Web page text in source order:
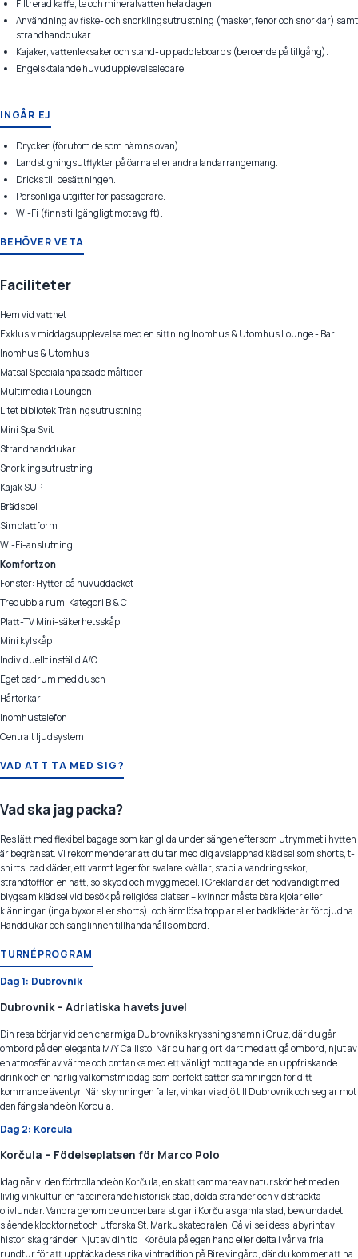
Filtrerad kaffe, te och mineralvatten hela dagen.
Användning av fiske- och snorklingsutrustning (masker, fenor och snorklar) samt
strandhanddukar.
Kajaker, vattenleksaker och stand-up paddleboards (beroende på tillgång).
Engelsktalande huvudupplevelseledare.
INGÅR EJ
Drycker (förutom de som nämns ovan).
Landstigningsutflykter på öarna eller andra landarrangemang.
Dricks till besättningen.
Personliga utgifter för passagerare.
Wi-Fi (finns tillgängligt mot avgift).
BEHÖVER VETA
Faciliteter
Hem vid vattnet
Exklusiv middagsupplevelse med en sittning Inomhus & Utomhus Lounge - Bar
Inomhus & Utomhus
Matsal Specialanpassade måltider
Multimedia i Loungen
Litet bibliotek Träningsutrustning
Mini Spa Svit
Strandhanddukar
Snorklingsutrustning
Kajak SUP
Brädspel
Simplattform
Wi-Fi-anslutning
Komfortzon
Fönster: Hytter på huvuddäcket
Tredubbla rum: Kategori B & C
Platt-TV Mini-säkerhetsskåp
Mini kylskåp
Individuellt inställd A/C
Eget badrum med dusch
Hårtorkar
Inomhustelefon
Centralt ljudsystem
VAD ATT TA MED SIG?
Vad ska jag packa?
Res lätt med flexibel bagage som kan glida under sängen eftersom utrymmet i hytten
är begränsat. Vi rekommenderar att du tar med dig avslappnad klädsel som shorts, t-
shirts, badkläder, ett varmt lager för svalare kvällar, stabila vandringsskor,
strandtofflor, en hatt, solskydd och myggmedel. I Grekland är det nödvändigt med
blygsam klädsel vid besök på religiösa platser – kvinnor måste bära kjolar eller
klänningar (inga byxor eller shorts), och ärmlösa topplar eller badkläder är förbjudna.
Handdukar och sänglinnen tillhandahålls ombord.
TURNÉPROGRAM
Dag 1: Dubrovnik
Dubrovnik – Adriatiska havets juvel
Din resa börjar vid den charmiga Dubrovniks kryssningshamn i Gruz, där du går
ombord på den eleganta M/Y Callisto. När du har gjort klart med att gå ombord, njut av
en atmosfär av värme och omtanke med ett vänligt mottagande, en uppfriskande
drink och en härlig välkomstmiddag som perfekt sätter stämningen för ditt
kommande äventyr. När skymningen faller, vinkar vi adjö till Dubrovnik och seglar mot
den fängslande ön Korcula.
Dag 2: Korcula
Korčula – Födelseplatsen för Marco Polo
Idag når vi den förtrollande ön Korčula, en skattkammare av naturskönhet med en
livlig vinkultur, en fascinerande historisk stad, dolda stränder och vidsträckta
olivlundar. Vandra genom de underbara stigar i Korčulas gamla stad, bewunda det
slående klocktornet och utforska St. Markuskatedralen. Gå vilse i dess labyrint av
historiska gränder. Njut av din tid i Korčula på egen hand eller delta i vår valfria
rundtur för att upptäcka dess rika vintradition på Bire vingård, där du kommer att ha